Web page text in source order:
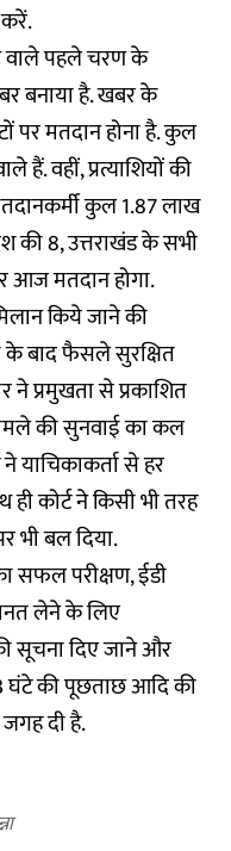
वाले पहले चरण के
बनाया है. खबर के
पर मतदान होना है. कुल
हैं. वहीं, प्रत्याशियों की
कुल 1.87 लाख
की 8, उत्तराखंड के सभी
आज मतदान होगा.
किये जाने की
के बाद फैसले सुरक्षित
प्रमुखता से प्रकाशित
की सुनवाई का कल
याचिकाकर्ता से हर
कोर्ट ने किसी भी तरह
भी बल दिया.
सफल परीक्षण, ईडी
लेने के लिए
सूचना दिए जाने और
घंटे की पूछताछ आदि की
दी है.